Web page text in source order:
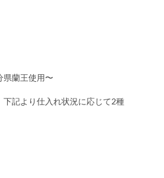
県蘭王使用〜
記より仕入れ状況に応じて2種